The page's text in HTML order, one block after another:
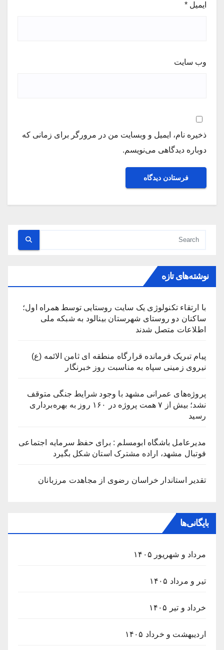
ایمیل *
وب‌ سایت
ذخیره نام، ایمیل و وبسایت من در مرورگر برای زمانی که
دوباره دیدگاهی می‌نویسم.
نوشته‌های تازه
با ارتقاء تکنولوژی یک سایت روستایی توسط همراه اول؛
ساکنان دو روستای شهرستان بینالود به شبکه ملی
اطلاعات متصل شدند
پیام تبریک فرمانده قرارگاه منطقه ای ثامن الائمه (ع)
نیروی زمینی سپاه به مناسبت روز خبرنگار
پروژه‌های عمرانی مشهد با وجود شرایط جنگی متوقف
نشد؛ بیش از ۷ همت پروژه در ۱۶۰ روز به بهره‌برداری
رسید
مدیرعامل باشگاه ابومسلم : برای حفظ سرمایه اجتماعی
فوتبال مشهد، اراده مشترک استان شکل بگیرد
تقدیر استاندار خراسان رضوی از مجاهدت مرزبانان
بایگانی‌ها
مرداد و شهریور ۱۴۰۵
تیر و مرداد ۱۴۰۵
خرداد و تیر ۱۴۰۵
اردیبهشت و خرداد ۱۴۰۵